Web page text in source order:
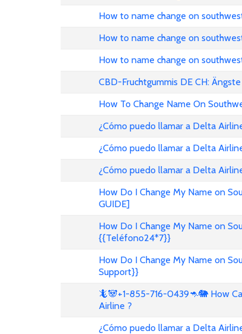
How to name change on
How to name change on
How to name change on
CBD-Fruchtgummis DE CH:
How To Change Name On
¿Cómo puedo llamar a Delta
¿Cómo puedo llamar a Delta
¿Cómo puedo llamar a Delta
How Do I Change My Name on
GUIDE]
How Do I Change My Name on
{{Teléfono24*7}}
How Do I Change My Name on
Support}}
🦎🐼+1-855-716-0439🦘🐘 How
Airline ?
¿Cómo puedo llamar a Delta